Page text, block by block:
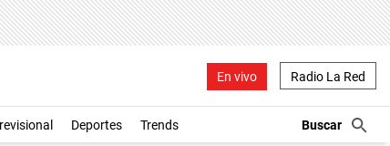
En vivo Radio La Red
Deportes Trends